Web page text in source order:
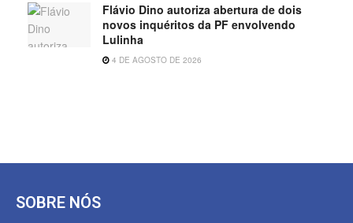
Flávio Dino autoriza abertura de dois
novos inquéritos da PF envolvendo
Lulinha
4 DE AGOSTO DE 2026
SOBRE NÓS